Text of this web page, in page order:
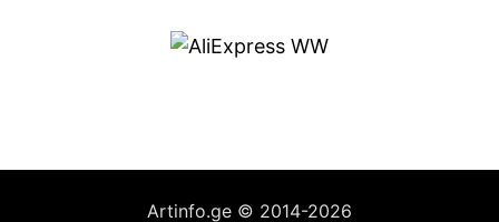
Artinfo.ge © 2014-2026